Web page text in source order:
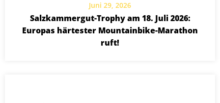
Juni 29, 2026
Salzkammergut-Trophy am 18. Juli 2026:
Europas härtester Mountainbike-Marathon
ruft!